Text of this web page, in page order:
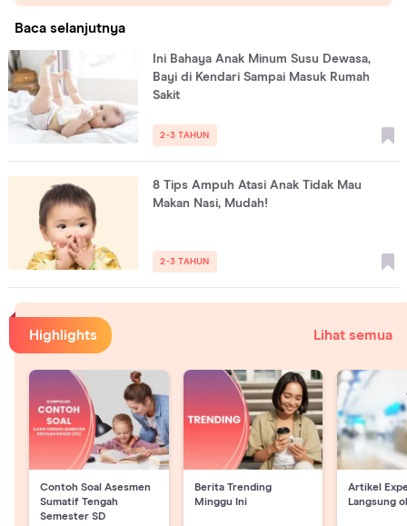
Baca selanjutnya
Ini Bahaya Anak Minum Susu Dewasa,
Bayi di Kendari Sampai Masuk Rumah
Sakit
2-3 TAHUN
8 Tips Ampuh Atasi Anak Tidak Mau
Makan Nasi, Mudah!
2-3 TAHUN
Highlights Lihat semua
Contoh Soal Asesmen
Sumatif Tengah
Semester SD
Berita Trending
Minggu Ini
Artikel
Langsung